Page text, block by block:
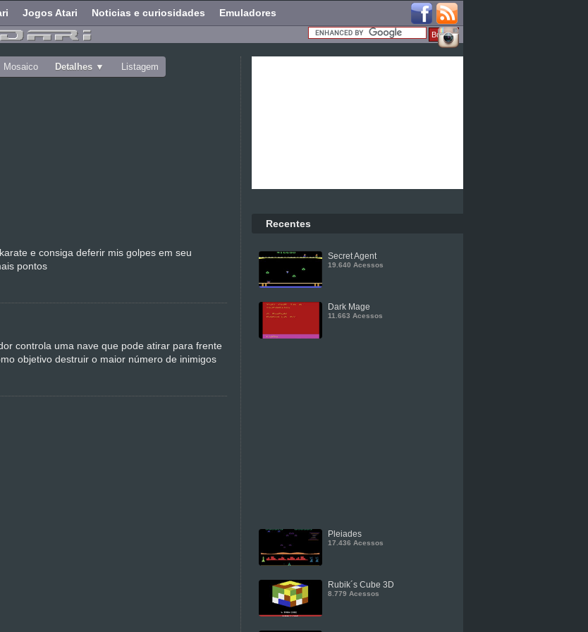
Jogos Atari Noticias e curiosidades Emuladores
Mosaico Detalhes Listagem
e consiga deferir mis golpes em seu
pontos
controla uma nave que pode atirar para frente
objetivo destruir o maior número de inimigos
Recentes
Secret Agent
19.640 Acessos
Dark Mage
11.663 Acessos
Pleiades
17.436 Acessos
Rubik´s Cube 3D
8.779 Acessos